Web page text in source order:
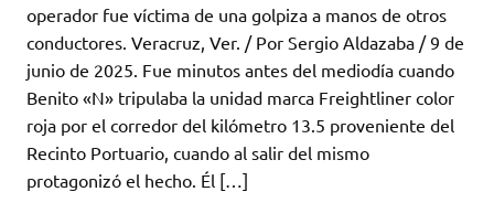
operador fue víctima de una golpiza a manos de otros
conductores. Veracruz, Ver. / Por Sergio Aldazaba / 9 de
junio de 2025. Fue minutos antes del mediodía cuando
Benito «N» tripulaba la unidad marca Freightliner color
roja por el corredor del kilómetro 13.5 proveniente del
Recinto Portuario, cuando al salir del mismo
protagonizó el hecho. Él […]